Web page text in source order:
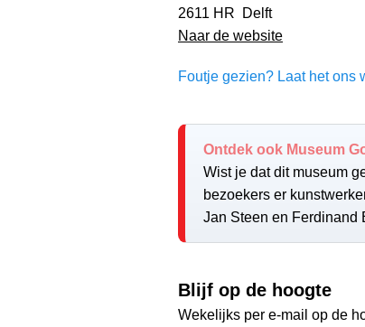
2611 HR Delft
Naar de website
Foutje gezien? Laat het ons
Ontdek ook Museum
Wist je dat dit museum
bezoekers er
Jan Steen en Ferdinand
Blijf op de hoogte
Wekelijks per e-mail op de